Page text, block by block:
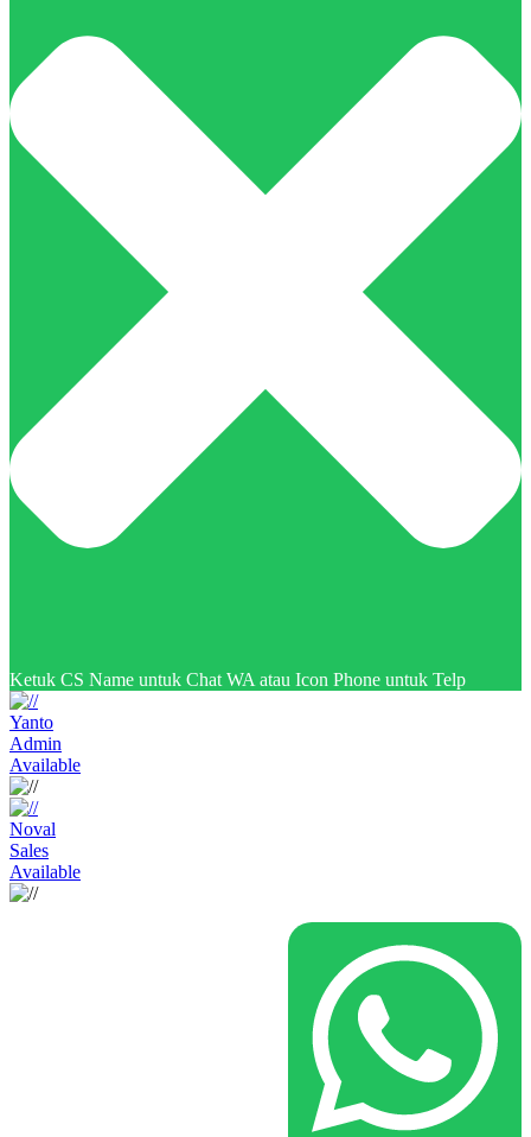
Ketuk CS Name untuk Chat WA atau Icon Phone untuk Telp
Yanto
Admin
Available
Noval
Sales
Available